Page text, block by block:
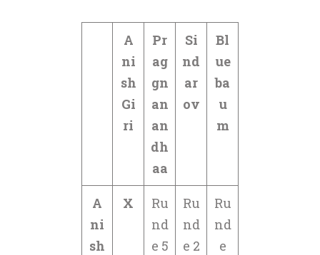
A
ni
sh
Gi
ri
Pr
ag
gn
an
an
dh
aa
Si
nd
ar
ov
Bl
ue
ba
u
m
A
ni
sh
X
Ru
nd
e 5
Ru
nd
e 2
Ru
nd
e